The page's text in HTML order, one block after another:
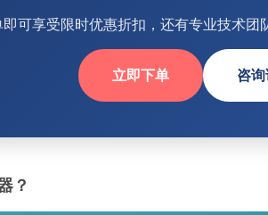
可享受限时优惠折扣，还有专业技术团
立即下单 咨
？